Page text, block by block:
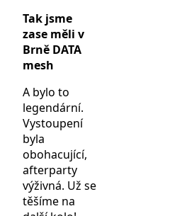
Tak jsme
zase měli v
Brně DATA
mesh
A bylo to
legendární.
Vystoupení
byla
obohacující,
afterparty
výživná. Už se
těšíme na